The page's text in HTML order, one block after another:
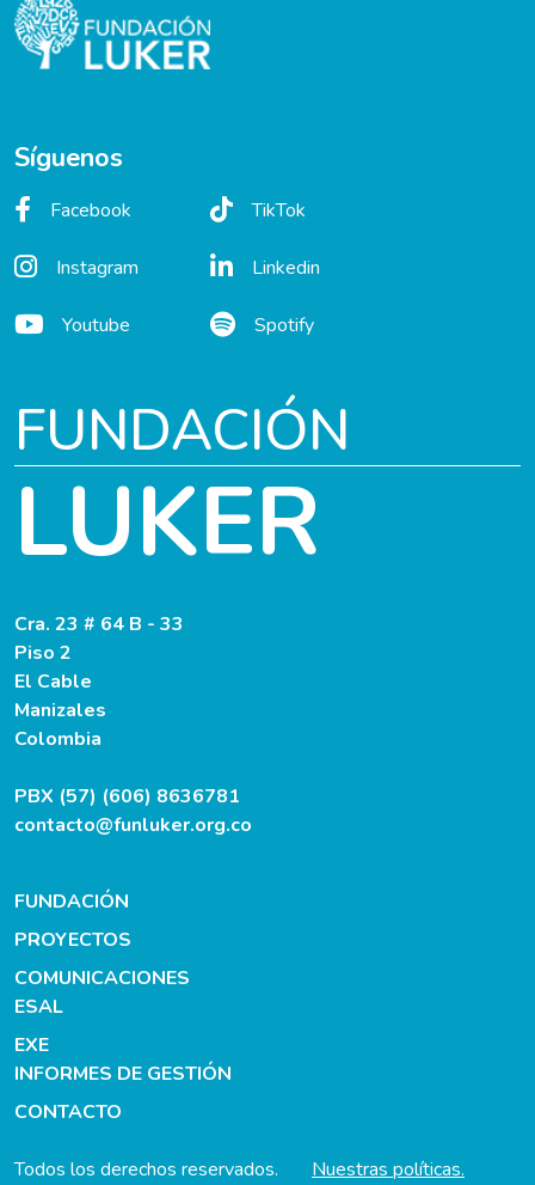
Síguenos
Facebook
Instagram
Youtube
TikTok
Linkedin
Spotify
FUNDACIÓN
LUKER
Cra. 23 # 64 B - 33
Piso 2
El Cable
Manizales
Colombia
PBX (57) (606) 8636781
contacto@funluker.org.co
FUNDACIÓN
PROYECTOS
COMUNICACIONES
ESAL
EXE
INFORMES DE GESTIÓN
CONTACTO
Todos los derechos reservados.
Nuestras políticas.